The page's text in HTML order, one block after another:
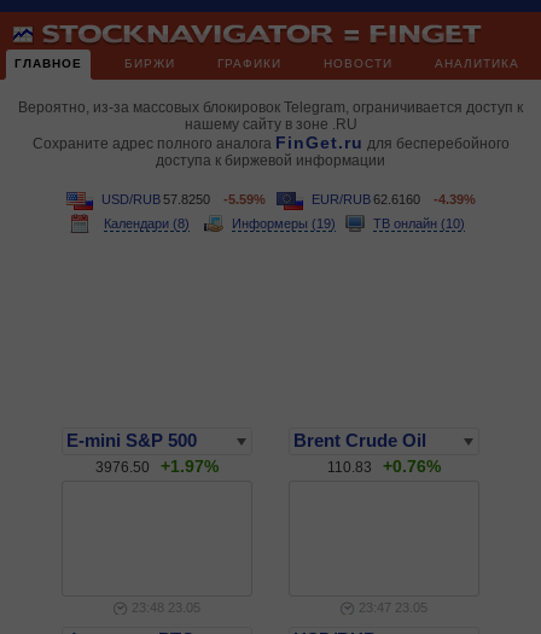
ГЛАВНОЕ БИРЖИ ГРАФИКИ НОВОСТИ АНАЛИТИКА
Вероятно, из-за массовых блокировок Telegram, ограничивается доступ к
нашему сайту в зоне .RU
Сохраните адрес полного аналога FinGet.ru для бесперебойного
доступа к биржевой информации
USD/RUB 57.8250 -5.59% EUR/RUB 62.6160
-4.39%
Календари (8)
Информеры (19) ТВ онлайн (10)
3976.50 +1.97%
23:48 23.05
110.83 +0.76%
23:47 23.05